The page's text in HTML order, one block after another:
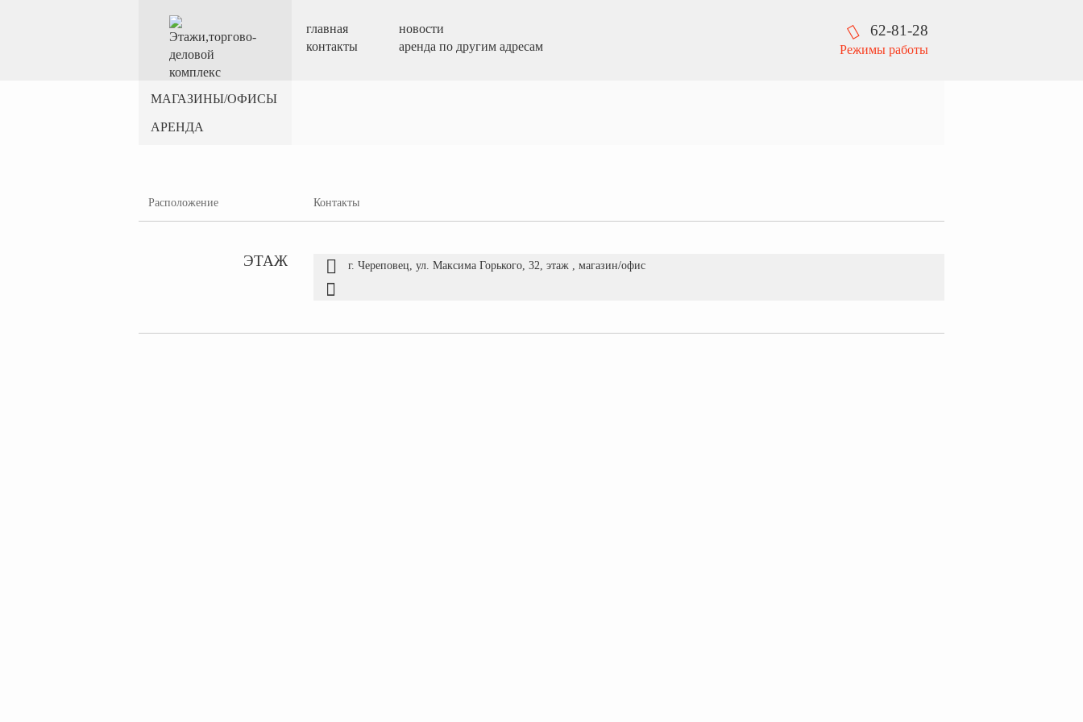
главная
новости
контакты
аренда по другим адресам
62-81-28
Режимы работы
МАГАЗИНЫ/ОФИСЫ
АРЕНДА
Расположение Контакты
ЭТАЖ г. Череповец, ул. Максима Горького, 32, этаж , магазин/офис